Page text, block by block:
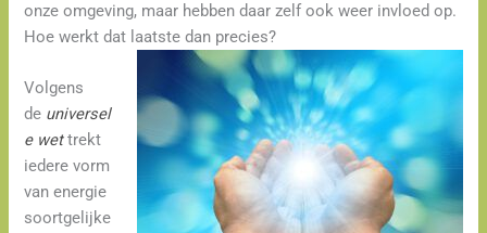
onze omgeving, maar hebben daar zelf ook weer invloed op.
Hoe werkt dat laatste dan precies?
Volgens
de universel
ewettrekt
iedere vorm
van energie
soortgelijke